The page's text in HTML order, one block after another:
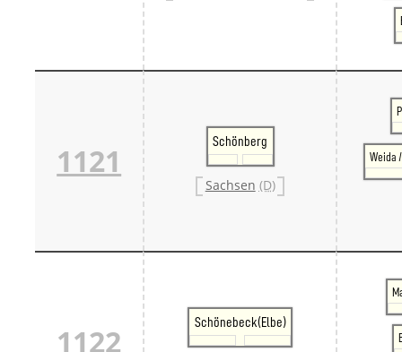
1121
Schönberg
Sachsen (D)
Weida
1122
Schönebeck(Elbe)